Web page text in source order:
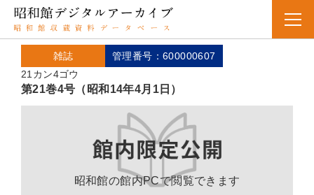
雑誌
21カン4ゴウ
管理番号：600000607
第21巻4号（昭和14年4月1日）
昭和館の館内PCで閲覧できます